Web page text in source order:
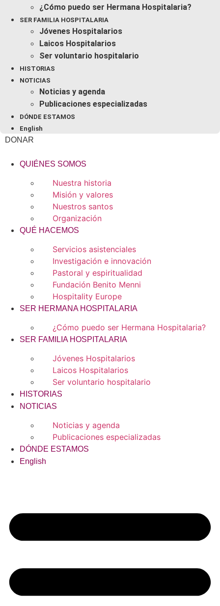
¿Cómo puedo ser Hermana Hospitalaria?
SER FAMILIA HOSPITALARIA
Jóvenes Hospitalarios
Laicos Hospitalarios
Ser voluntario hospitalario
HISTORIAS
NOTICIAS
Noticias y agenda
Publicaciones especializadas
DÓNDE ESTAMOS
English
DONAR
QUIÉNES SOMOS
Nuestra historia
Misión y valores
Nuestros santos
Organización
QUÉ HACEMOS
Servicios asistenciales
Investigación e innovación
Pastoral y espiritualidad
Fundación Benito Menni
Hospitality Europe
SER HERMANA HOSPITALARIA
¿Cómo puedo ser Hermana Hospitalaria?
SER FAMILIA HOSPITALARIA
Jóvenes Hospitalarios
Laicos Hospitalarios
Ser voluntario hospitalario
HISTORIAS
NOTICIAS
Noticias y agenda
Publicaciones especializadas
DÓNDE ESTAMOS
English